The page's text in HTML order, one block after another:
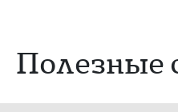
Полезные